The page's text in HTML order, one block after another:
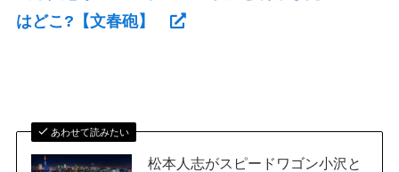
はどこ?【文春砲】
あわせて読みたい
松本人志がスピードワゴン小沢と